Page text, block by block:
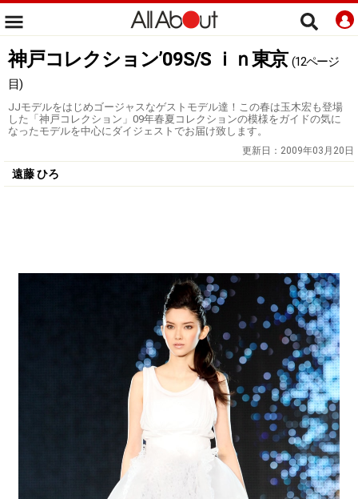
神戸コレクション’09S/S ｉｎ東京 (12ページ
目)
JJモデルをはじめゴージャスなゲストモデル達！この春は玉木宏も登場
した「神戸コレクション」09年春夏コレクションの模様をガイドの気に
なったモデルを中心にダイジェストでお届け致します。
更新日： 2009年03月20日
遠藤 ひろ